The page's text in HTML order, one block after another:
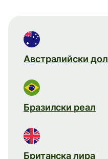
Австралийски
Бразилски реал
Британска лира